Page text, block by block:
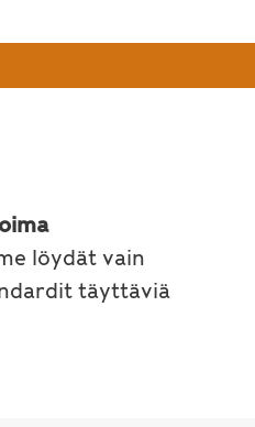
löydät vain
täyttäviä